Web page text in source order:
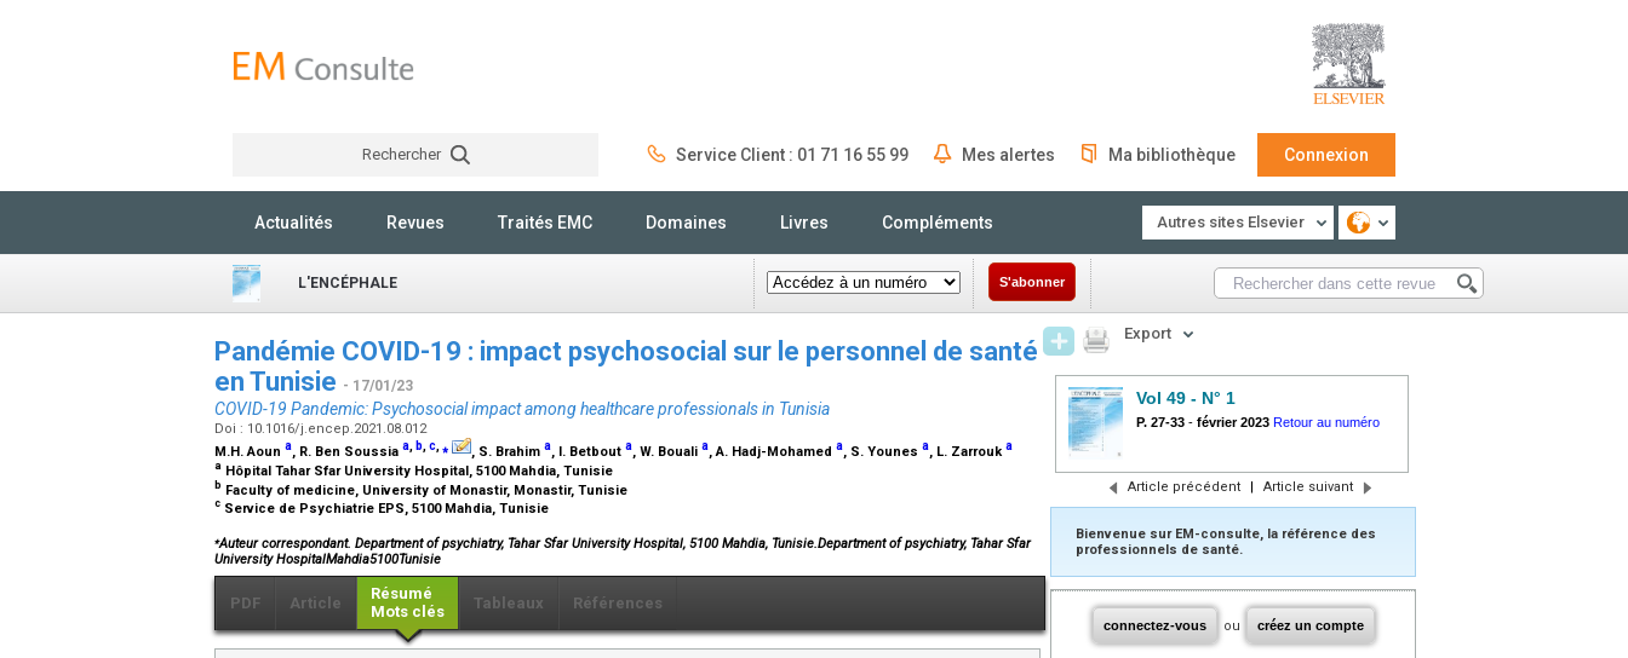
Rechercher Service Client : 01 71 16 55 99 Mes alertes Ma bibliothèque Connexion
Actualités Revues Traités EMC Domaines Livres Compléments Autres sites Elsevier
L'ENCÉPHALE S'abonner
Pandémie COVID-19 : impact psychosocial sur le personnel de santé
en Tunisie - 17/01/23
COVID-19 Pandemic: Psychosocial impact among healthcare professionals in Tunisia
Doi : 10.1016/j.encep.2021.08.012
M.H. Aoun a, R. Ben Soussia a, b,c,⁎ , S. Brahim a, I. Betbout a, W. Bouali a, A. Hadj-Mohamed a, S. Younes a, L. Zarrouka
a Hôpital Tahar Sfar University Hospital, 5100 Mahdia, Tunisie
b Faculty of medicine, University of Monastir, Monastir, Tunisie
c Service de Psychiatrie EPS, 5100 Mahdia, Tunisie
⁎Auteur correspondant. Department of psychiatry, Tahar Sfar University Hospital, 5100 Mahdia, Tunisie.Department of psychiatry, Tahar Sfar
University HospitalMahdia5100Tunisie
PDF Article
Résumé
Mots clés
Tableaux Références
Export
Vol 49 - N° 1
P. 27-33 - février 2023 Retour au numéro
Article précédent | Article suivant
Bienvenue sur EM-consulte, la référence des
professionnels de santé.
connectez-vous ou créez un compte